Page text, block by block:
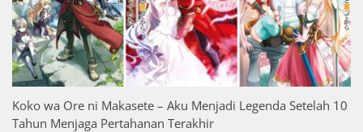
Koko wa Ore ni Makasete – Aku Menjadi Legenda Setelah 10
Tahun Menjaga Pertahanan Terakhir